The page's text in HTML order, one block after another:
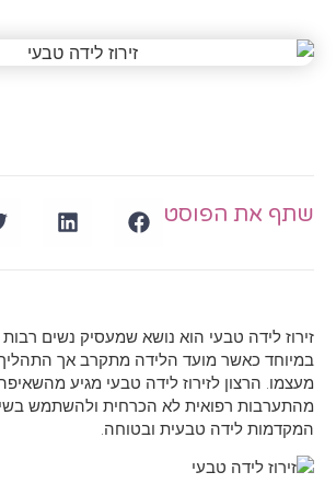
שתף את הפוסט
זירוז לידה טבעי הוא נושא שמעסיק נשים
במיוחד כאשר מועד הלידה מתקרב אך התהליך
מעצמו. הרצון לזירוז לידה טבעי מגיע
מהתערבות רפואית לא הכרחית ולהשתמש
המקדמות לידה טבעית ובטוחה.